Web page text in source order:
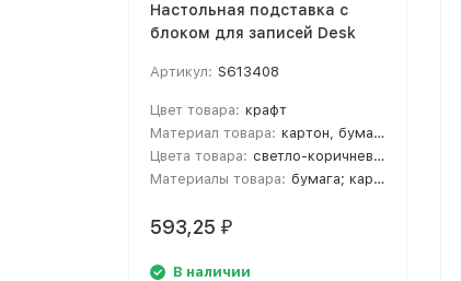
Настольная подставка с
блоком для записей Desk
Артикул: S613408
Цвет товара: крафт
Материал товара: картон, бумага
Цвета товара: светло-коричневый
Материалы товара: бумага; картон
593,25 ₽
В наличии